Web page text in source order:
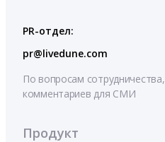
PR-отдел:
pr@livedune.com
По вопросам сотрудничества,
комментариев для СМИ
Продукт